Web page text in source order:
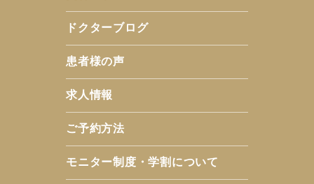
ドクターブログ
患者様の声
求人情報
ご予約方法
モニター制度・学割について